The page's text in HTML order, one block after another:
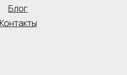
Блог
Контакты